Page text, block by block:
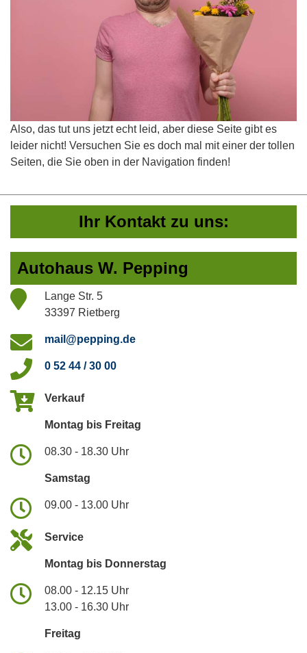
Also, das tut uns jetzt echt leid, aber diese Seite gibt es
leider nicht! Versuchen Sie es doch mal mit einer der tollen
Seiten, die Sie oben in der Navigation finden!
Ihr Kontakt zu uns:
Autohaus W. Pepping
Lange Str. 5
33397 Rietberg
mail@pepping.de
0 52 44 / 30 00
Verkauf
Montag bis Freitag
08.30 - 18.30 Uhr
Samstag
09.00 - 13.00 Uhr
Service
Montag bis Donnerstag
08.00 - 12.15 Uhr
13.00 - 16.30 Uhr
Freitag